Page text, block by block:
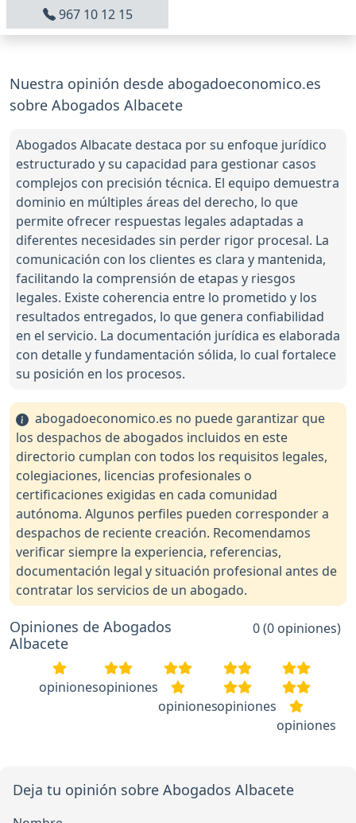
967 10 12 15
Nuestra opinión desde abogadoeconomico.es
sobre Abogados Albacete
Abogados Albacate destaca por su enfoque jurídico
estructurado y su capacidad para gestionar casos
complejos con precisión técnica. El equipo demuestra
dominio en múltiples áreas del derecho, lo que
permite ofrecer respuestas legales adaptadas a
diferentes necesidades sin perder rigor procesal. La
comunicación con los clientes es clara y mantenida,
facilitando la comprensión de etapas y riesgos
legales. Existe coherencia entre lo prometido y los
resultados entregados, lo que genera confiabilidad
en el servicio. La documentación jurídica es elaborada
con detalle y fundamentación sólida, lo cual fortalece
su posición en los procesos.
abogadoeconomico.es no puede garantizar que
los despachos de abogados incluidos en este
directorio cumplan con todos los requisitos legales,
colegiaciones, licencias profesionales o
certificaciones exigidas en cada comunidad
autónoma. Algunos perfiles pueden corresponder a
despachos de reciente creación. Recomendamos
verificar siempre la experiencia, referencias,
documentación legal y situación profesional antes de
contratar los servicios de un abogado.
Opiniones de Abogados
Albacete
0 (0 opiniones)
opinionesopiniones
opinionesopiniones
opiniones
Deja tu opinión sobre Abogados Albacete